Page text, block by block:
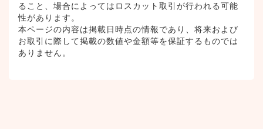
ること、場合によってはロスカット取引が行われる可能
性があります。
本ページの内容は掲載日時点の情報であり、将来および
お取引に際して掲載の数値や金額等を保証するものでは
ありません。